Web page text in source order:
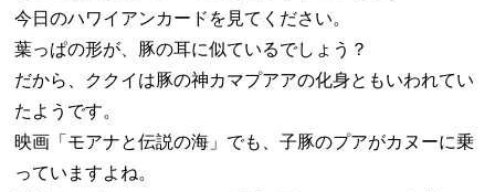
今日のハワイアンカードを見てください。
葉っぱの形が、豚の耳に似ているでしょう？
だから、ククイは豚の神カマプアアの化身ともいわれてい
たようです。
映画「モアナと伝説の海」でも、子豚のプアがカヌーに乗
っていますよね。